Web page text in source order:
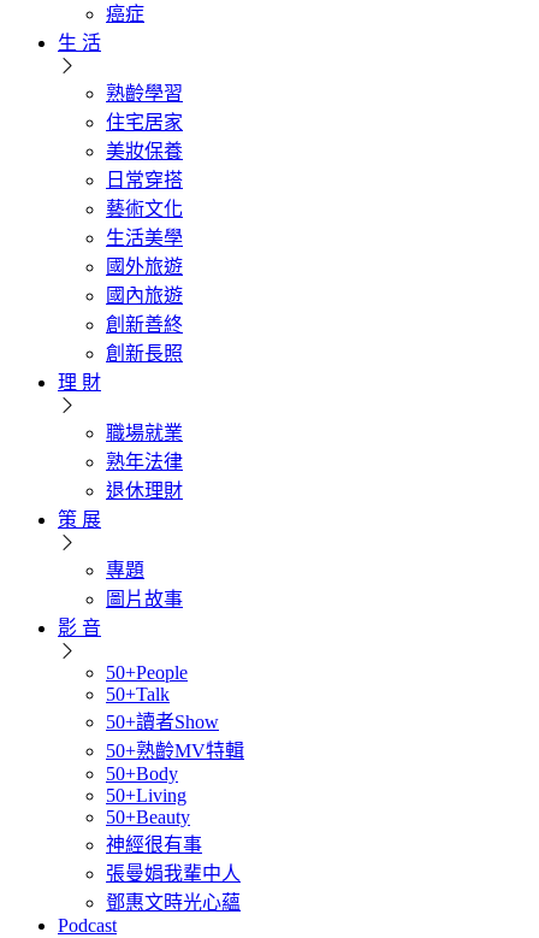
癌症
生 活
熟齡學習
住宅居家
美妝保養
日常穿搭
藝術文化
生活美學
國外旅遊
國內旅遊
創新善終
創新長照
理 財
職場就業
熟年法律
退休理財
策 展
專題
圖片故事
影 音
50+People
50+Talk
50+讀者Show
50+熟齡MV特輯
50+Body
50+Living
50+Beauty
神經很有事
張曼娟我輩中人
鄧惠文時光心蘊
Podcast